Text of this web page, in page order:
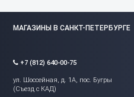
МАГАЗИНЫ В САНКТ-ПЕТЕРБУРГЕ
+7 (812) 640-00-75
ул. Шоссейная, д. 1А, пос. Бугры
(Съезд с КАД)